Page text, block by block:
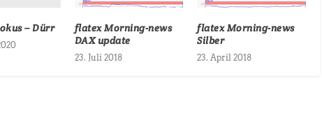
– Dürr
flatex Morning-news
DAX update
23. Juli 2018
flatex Morning-news
Silber
23. April 2018